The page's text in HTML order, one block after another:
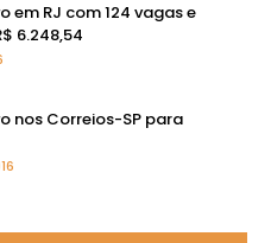
em RJ com 124 vagas e
6.248,54
nos Correios-SP para